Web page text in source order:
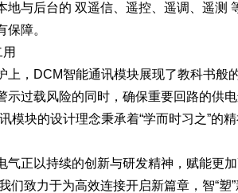
地与后台的 双遥信、遥控、遥调、遥
保障。
用
上， DCM智能通讯模块展现了教科书般
示过载风险的同时，确保重要回路的供
模块的设计理念秉承着“学而时习之”的
气正以持续的创新与研发精神，赋能更
们致力于为高效连接开启新篇章，智“塑